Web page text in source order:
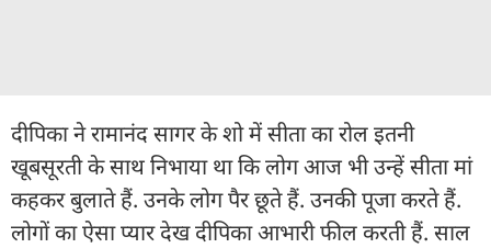
दीपिका ने रामानंद सागर के शो में सीता का रोल इतनी
खूबसूरती के साथ निभाया था कि लोग आज भी उन्हें सीता मां
कहकर बुलाते हैं. उनके लोग पैर छूते हैं. उनकी पूजा करते हैं.
लोगों का ऐसा प्यार देख दीपिका आभारी फील करती हैं. साल